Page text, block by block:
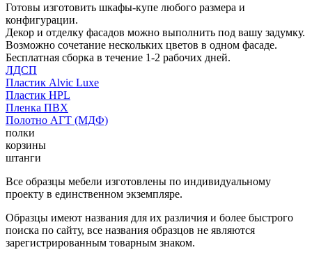
Готовы изготовить шкафы-купе любого размера и
конфигурации.
Декор и отделку фасадов можно выполнить под вашу задумку.
Возможно сочетание нескольких цветов в одном фасаде.
Бесплатная сборка в течение 1-2 рабочих дней.
ЛДСП
Пластик Alvic Luxe
Пластик HPL
Пленка ПВХ
Полотно АГТ (МДФ)
полки
корзины
штанги
Все образцы мебели изготовлены по индивидуальному
проекту в единственном экземпляре.
Образцы имеют названия для их различия и более быстрого
поиска по сайту, все названия образцов не являются
зарегистрированным товарным знаком.